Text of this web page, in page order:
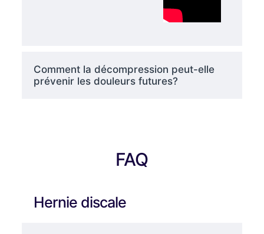
Comment la décompression peut-elle
prévenir les douleurs futures?
FAQ
Hernie discale